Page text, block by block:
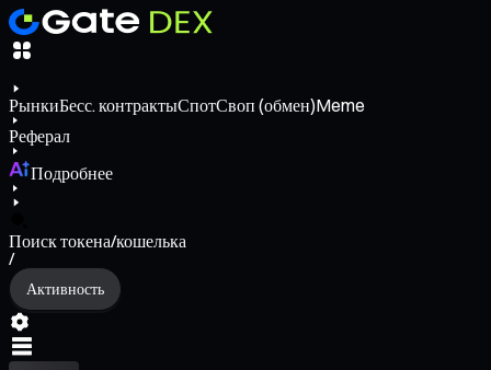
РынкиБесс. контрактыСпотСвоп (обмен)Meme
Реферал
Подробнее
Поиск токена/кошелька
/
Активность